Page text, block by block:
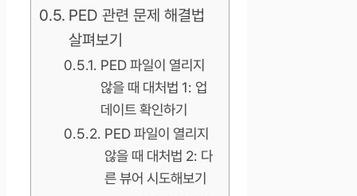
PED 관련 문제 해결법
살펴보기
PED 파일이 열리지
않을 때 대처법 1: 업
데이트 확인하기
PED 파일이 열리지
않을 때 대처법 2: 다
른 뷰어 시도해보기